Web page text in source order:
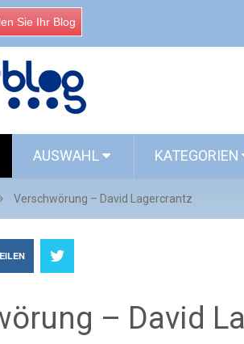
Sie Ihr Blog
AUSWAHL KATEGORIEN
Verschwörung – David Lagercrantz
– David